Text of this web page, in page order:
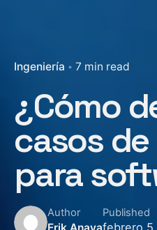
Ingeniería 7 min read
¿Cómo
casos
para
Author Published